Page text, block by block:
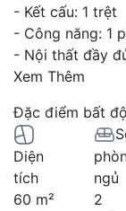
- Kết cấu: 1 trệt
- Công năng: 1
- Nội thất đầy
Xem Thêm
Đặc điểm bất
Diện
tích
60 m²
ngủ
2